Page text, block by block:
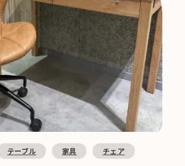
テーブル 家具 チェア